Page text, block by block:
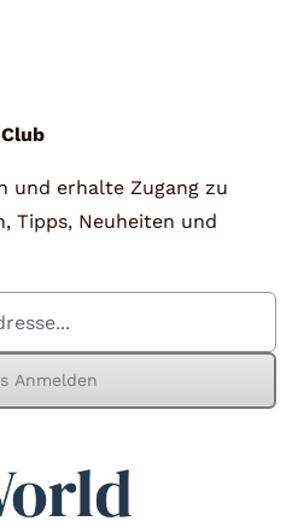
Kontakt
Konto
und erhalte Zugang zu
Tipps, Neuheiten und
Anmelden